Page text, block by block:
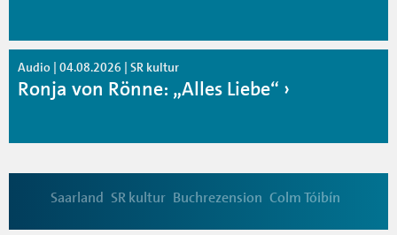
Audio | 04.08.2026 | SR kultur
Ronja von Rönne: „Alles Liebe“
Saarland SR kultur Buchrezension Colm Tóibín